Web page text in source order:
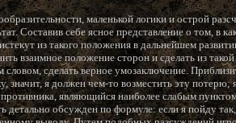
маленькой логики и острой
Составив себе ясное представление о том, в
из такого положения в дальнейшем
взаимное положение сторон и сделать из
сделать верное умозаключение.
значит, я должен чем-то возместить эту потерю;
противника, являющийся наиболее слабым
обсужден по формуле: если я пойду так,